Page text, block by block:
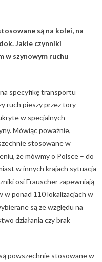
są na kolei, na
Jakie czynniki
w szynowym ruchu
specyfikę transportu
ruch pieszy przez tory
w specjalnych
Mówiąc poważnie,
stosowane w
że mówmy o Polsce – do
w innych krajach sytuacja
osi Frauscher zapewniają
ponad 110 lokalizacjach w
są ze względu na
działania czy brak
powszechnie stosowane w